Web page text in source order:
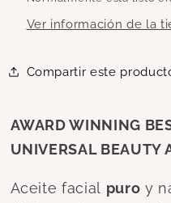
Ver información de la
Compartir este
AWARD WINNING
UNIVERSAL BEAUTY
Aceite facial puro y